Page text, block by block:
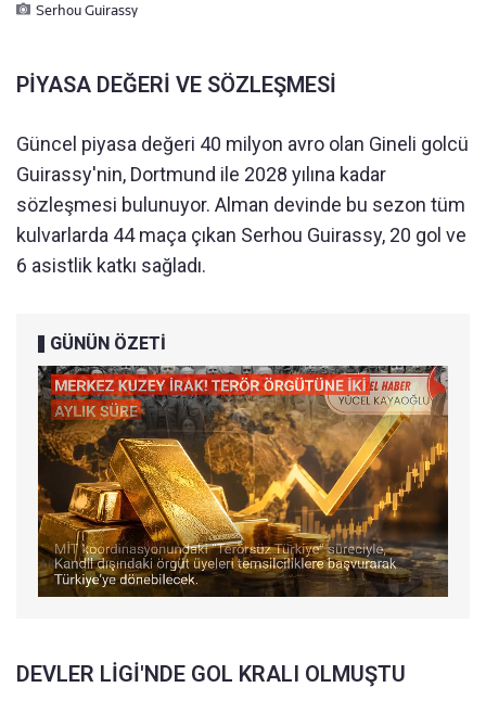
Serhou Guirassy
PİYASA DEĞERİ VE SÖZLEŞMESİ
Güncel piyasa değeri 40 milyon avro olan Gineli golcü
Guirassy'nin, Dortmund ile 2028 yılına kadar
sözleşmesi bulunuyor. Alman devinde bu sezon tüm
kulvarlarda 44 maça çıkan Serhou Guirassy, 20 gol ve
6 asistlik katkı sağladı.
GÜNÜN ÖZETİ
DEVLER LİGİ'NDE GOL KRALI OLMUŞTU